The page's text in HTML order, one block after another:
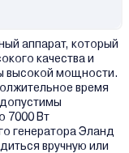
аппарат, который
качества и
высокой мощности.
время
7000 Вт
генератора Эланд
вручную или